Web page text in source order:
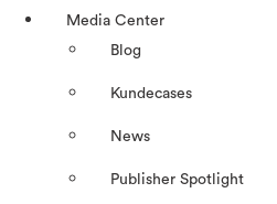
Media Center
Blog
Kundecases
News
Publisher Spotlight